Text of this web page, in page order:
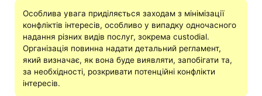
Особлива увага приділяється заходам з мінімізації
конфліктів інтересів, особливо у випадку одночасного
надання різних видів послуг, зокрема custodial.
Організація повинна надати детальний регламент,
який визначає, як вона буде виявляти, запобігати та,
за необхідності, розкривати потенційні конфлікти
інтересів.